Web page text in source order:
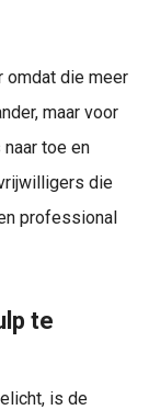
omdat die meer
maar voor
toe en
die
professional
te
is de